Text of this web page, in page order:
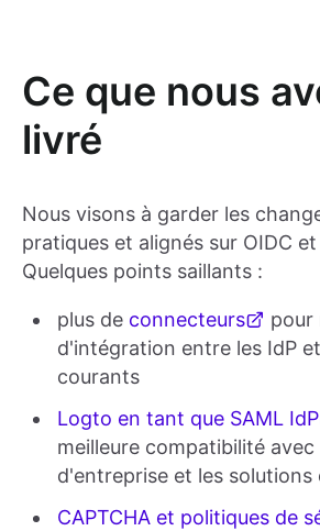
Ce que nous
livré
Nous visons à garder les
pratiques et alignés sur OIDC
Quelques points saillants :
plus de connecteurs
pour
d'intégration entre les IdP
courants
Logto en tant que SAML IdP
meilleure compatibilité avec
d'entreprise et les solutions
CAPTCHA et politiques de